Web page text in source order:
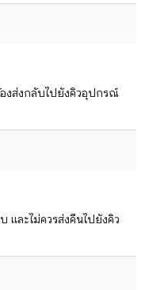
งส่งกลับไปยังคิวอุปกรณ์
และไม่ควรส่งคืนไปยังคิว